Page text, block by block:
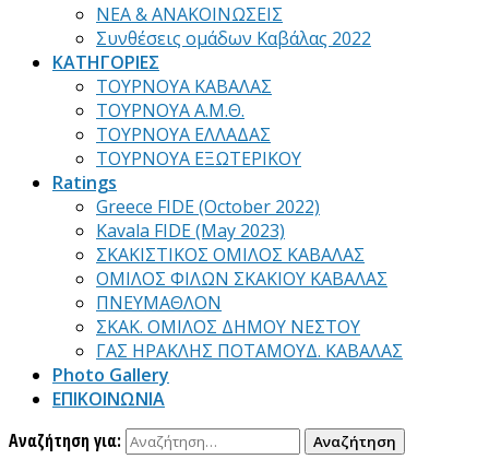
ΝΕΑ & ΑΝΑΚΟΙΝΩΣΕΙΣ
Συνθέσεις ομάδων Καβάλας 2022
ΚΑΤΗΓΟΡΙΕΣ
ΤΟΥΡΝΟΥΑ ΚΑΒΑΛΑΣ
ΤΟΥΡΝΟΥΑ Α.Μ.Θ.
ΤΟΥΡΝΟΥΑ ΕΛΛΑΔΑΣ
ΤΟΥΡΝΟΥΑ ΕΞΩΤΕΡΙΚΟΥ
Ratings
Greece FIDE (October 2022)
Kavala FIDE (May 2023)
ΣΚΑΚΙΣΤΙΚΟΣ ΟΜΙΛΟΣ ΚΑΒΑΛΑΣ
ΟΜΙΛΟΣ ΦΙΛΩΝ ΣΚΑΚΙΟΥ ΚΑΒΑΛΑΣ
ΠΝΕΥΜΑΘΛΟΝ
ΣΚΑΚ. ΟΜΙΛΟΣ ΔΗΜΟΥ ΝΕΣΤΟΥ
ΓΑΣ ΗΡΑΚΛΗΣ ΠΟΤΑΜΟΥΔ. ΚΑΒΑΛΑΣ
Photo Gallery
ΕΠΙΚΟΙΝΩΝΙΑ
Αναζήτηση για: